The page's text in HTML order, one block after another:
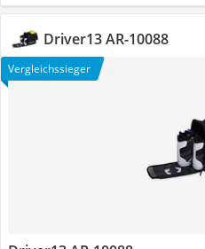
Driver13 AR-10088
Vergleichssieger